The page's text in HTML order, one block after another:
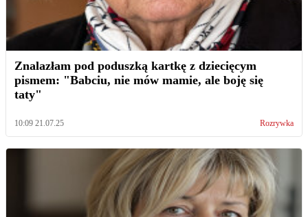
Znalazłam pod poduszką kartkę z dziecięcym
pismem: "Babciu, nie mów mamie, ale boję się
taty"
10:09 21.07.25 Rozrywka